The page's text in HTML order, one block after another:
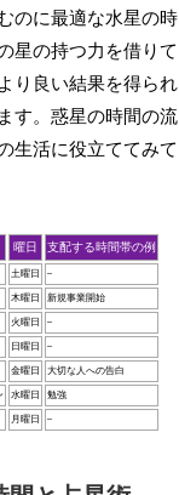
のに最適な水星の時
星の持つ力を借りて
り良い結果を得られ
す。惑星の時間の流
生活に役立ててみて
曜日 支配する時間帯の例
土曜日 –
木曜日 新規事業開始
火曜日 –
日曜日 –
金曜日 大切な人への告白
水曜日 勉強
月曜日 –